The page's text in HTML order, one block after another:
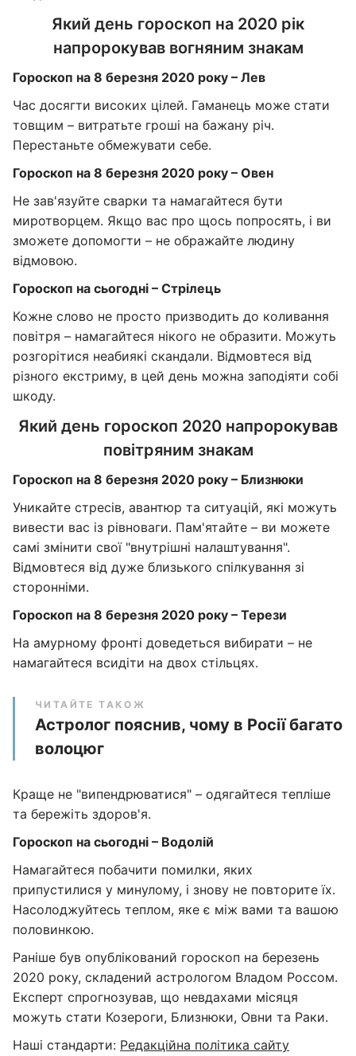
Який день гороскоп на 2020 рік
напророкував вогняним знакам
Гороскоп на 8 березня 2020 року – Лев
Час досягти високих цілей. Гаманець може стати
товщим – витратьте гроші на бажану річ.
Перестаньте обмежувати себе.
Гороскоп на 8 березня 2020 року – Овен
Не зав'язуйте сварки та намагайтеся бути
миротворцем. Якщо вас про щось попросять, і ви
зможете допомогти – не ображайте людину
відмовою.
Гороскоп на сьогодні – Стрілець
Кожне слово не просто призводить до коливання
повітря – намагайтеся нікого не образити. Можуть
розгорітися неабиякі скандали. Відмовтеся від
різного екстриму, в цей день можна заподіяти собі
шкоду.
Який день гороскоп 2020 напророкував
повітряним знакам
Гороскоп на 8 березня 2020 року – Близнюки
Уникайте стресів, авантюр та ситуацій, які можуть
вивести вас із рівноваги. Пам'ятайте – ви можете
самі змінити свої "внутрішні налаштування".
Відмовтеся від дуже близького спілкування зі
сторонніми.
Гороскоп на 8 березня 2020 року – Терези
На амурному фронті доведеться вибирати – не
намагайтеся всидіти на двох стільцях.
ЧИТАЙТЕ ТАКОЖ
Астролог пояснив, чому в Росії багато
волоцюг
Краще не "випендрюватися" – одягайтеся тепліше
та бережіть здоров'я.
Гороскоп на сьогодні – Водолій
Намагайтеся побачити помилки, яких
припустилися у минулому, і знову не повторите їх.
Насолоджуйтесь теплом, яке є між вами та вашою
половинкою.
Раніше був опублікований гороскоп на березень
2020 року, складений астрологом Владом Россом.
Експерт спрогнозував, що невдахами місяця
можуть стати Козероги, Близнюки, Овни та Раки.
Наші стандарти: Редакційна політика сайту